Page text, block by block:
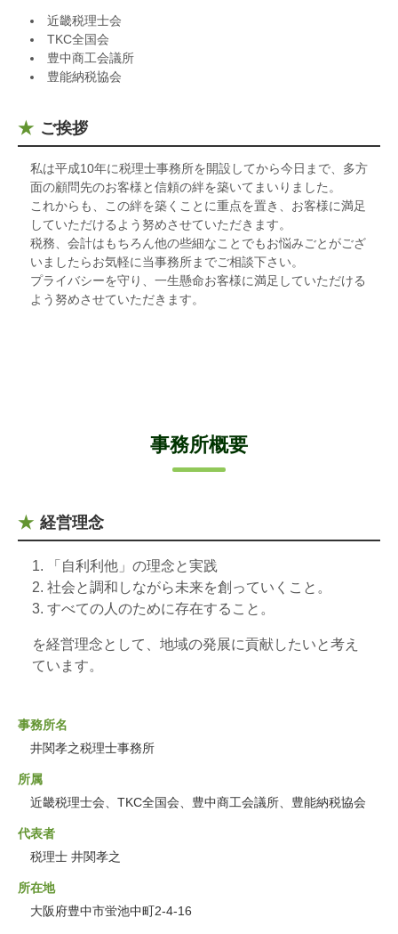
近畿税理士会
TKC全国会
豊中商工会議所
豊能納税協会
ご挨拶
私は平成10年に税理士事務所を開設してから今日まで、多方
面の顧問先のお客様と信頼の絆を築いてまいりました。
これからも、この絆を築くことに重点を置き、お客様に満足
していただけるよう努めさせていただきます。
税務、会計はもちろん他の些細なことでもお悩みごとがござ
いましたらお気軽に当事務所までご相談下さい。
プライバシーを守り、一生懸命お客様に満足していただける
よう努めさせていただきます。
事務所概要
経営理念
「自利利他」の理念と実践
社会と調和しながら未来を創っていくこと。
すべての人のために存在すること。
を経営理念として、地域の発展に貢献したいと考え
ています。
事務所名
井関孝之税理士事務所
所属
近畿税理士会、TKC全国会、豊中商工会議所、豊能納税協会
代表者
税理士 井関孝之
所在地
大阪府豊中市蛍池中町2-4-16